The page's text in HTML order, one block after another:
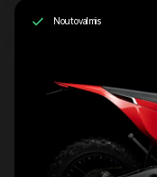
Noutovalmis